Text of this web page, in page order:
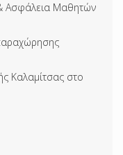
Ασφάλεια Μαθητών
Καλαμίτσας στο